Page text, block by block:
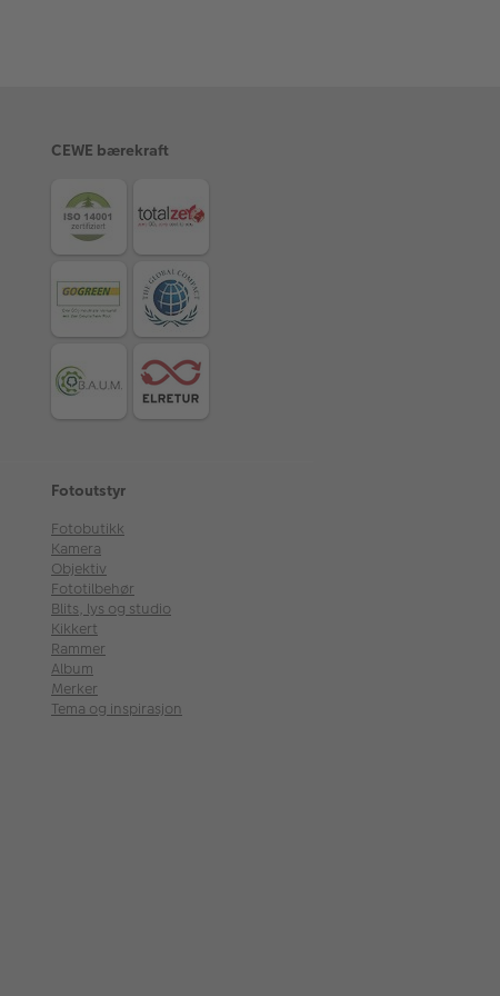
CEWE bærekraft
Fotoutstyr
Fotobutikk
Kamera
Objektiv
Fototilbehør
Blits, lys og studio
Kikkert
Rammer
Album
Merker
Tema og inspirasjon